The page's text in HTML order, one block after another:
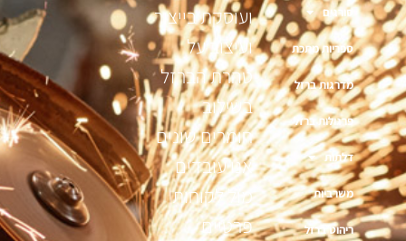
סורגים
ספריות מתכת
מדרגות ברזל
פרגולות ברזל
דלתות
משרביות
ריהוט ברזל
ועוסקת בייצור
ועיצוב על
טהרת הברזל
בשילוב
חומרים שונים
אנו עובדים
מול לקוחות
פרטיים